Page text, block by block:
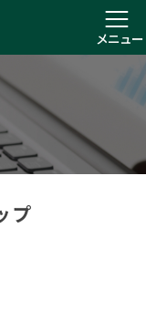
メニュー
プ